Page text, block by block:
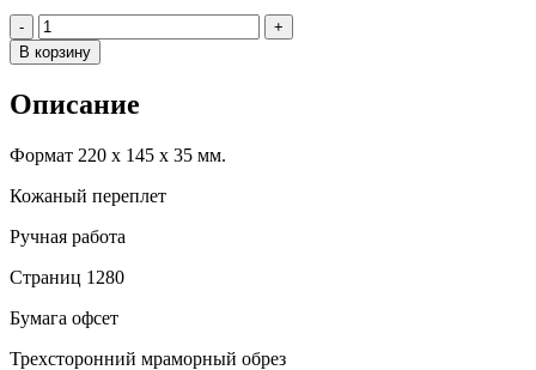
- Количество
+
В корзину
Описание
Формат 220 х 145 х 35 мм.
Кожаный переплет
Ручная работа
Страниц 1280
Бумага офсет
Трехсторонний мраморный обрез